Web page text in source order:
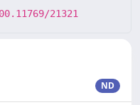
21321
ND